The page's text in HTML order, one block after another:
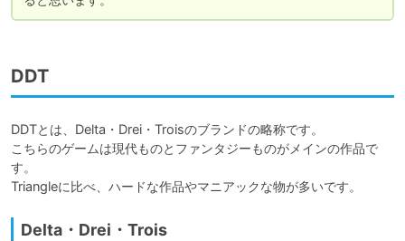
DDT
DDTとは、Delta・Drei・Troisのブランドの略称です。
こちらのゲームは現代ものとファンタジーものがメインの作品で
す。
Triangleに比べ、ハードな作品やマニアックな物が多いです。
Delta・Drei・Trois